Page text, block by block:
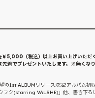
5,000（税込）以上お買い上げいただ
先着でプレゼントいたします。※無くな
の1st ALBUMリリース決定!アルバム初
フク(starring VALSHE)」他、書き下ろ